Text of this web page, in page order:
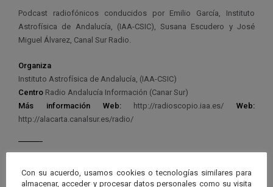
Podcast radiofónicos conducidos por Emilio García, Instituto
Astrofísica de Andalucía, (IAA-CSIC), Susana Escudero y José
Miguel Álvarez, Canal Sur Radio.
Organiza
Instituto Astrofísica de Andalucía, (IAA-CSIC)
Centro Radio Andalucía Información (Canar Sur)
Más información
Web:http://radioscopio.iaa.es/ Web:
http://alacarta.canalsur.es/radio/
Con su acuerdo, usamos cookies o tecnologías similares para
almacenar, acceder y procesar datos personales como su visita